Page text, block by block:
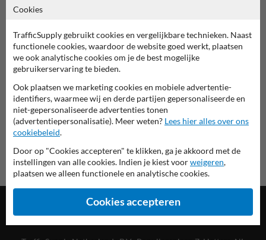
Scheepvaartbord in serie A
deze informatie printen
overzicht officiële scheepvaartborden
Scheepvaartbord.nl
Cookies
TrafficSupply gebruikt cookies en vergelijkbare technieken. Naast
functionele cookies, waardoor de website goed werkt, plaatsen
we ook analytische cookies om je de best mogelijke
gebruikerservaring te bieden.
Ook plaatsen we marketing cookies en mobiele advertentie-
identifiers, waarmee wij en derde partijen gepersonaliseerde en
niet-gepersonaliseerde advertenties tonen
(advertentiepersonalisatie). Meer weten? Lees hier alles over ons
cookiebeleid.
Door op "Cookies accepteren" te klikken, ga je akkoord met de
instellingen van alle cookies. Indien je kiest voorweigeren,
plaatsen we alleen functionele en analytische cookies.
Cookies accepteren